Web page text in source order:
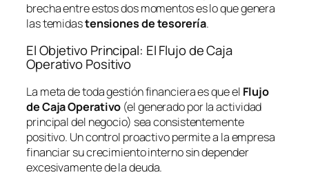
brecha entre estos dos momentos es lo que genera
las temidastensiones de tesorería.
El Objetivo Principal: El Flujo de Caja
Operativo Positivo
La meta de toda gestión financiera es que el Flujo
de Caja Operativo (el generado por la actividad
principal del negocio) sea consistentemente
positivo. Un control proactivo permite a la empresa
financiar su crecimiento interno sin depender
excesivamente de la deuda.